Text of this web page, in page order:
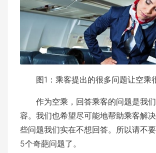
图1：乘客提出的很多问题让空乘
作为空乘，回答乘客的问题是我们
容。我们也希望尽可能地帮助乘客解
些问题我们实在不想回答。所以请不
5个奇葩问题了。